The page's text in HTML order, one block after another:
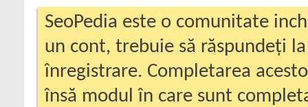
SeoPedia este o comunitate
un cont, trebuie să răspundeți
înregistrare. Completarea
însă modul în care sunt